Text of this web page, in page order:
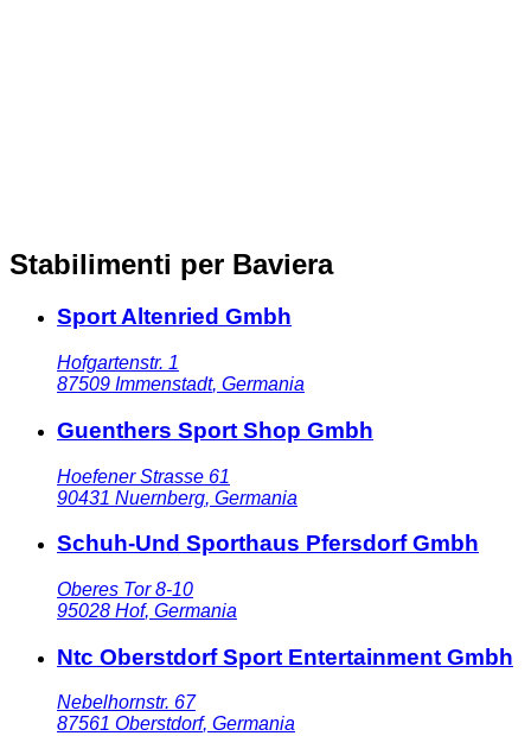
Stabilimenti per Baviera
Sport Altenried Gmbh
Hofgartenstr. 1
87509 Immenstadt, Germania
Guenthers Sport Shop Gmbh
Hoefener Strasse 61
90431 Nuernberg, Germania
Schuh-Und Sporthaus Pfersdorf Gmbh
Oberes Tor 8-10
95028 Hof, Germania
Ntc Oberstdorf Sport Entertainment Gmbh
Nebelhornstr. 67
87561 Oberstdorf, Germania